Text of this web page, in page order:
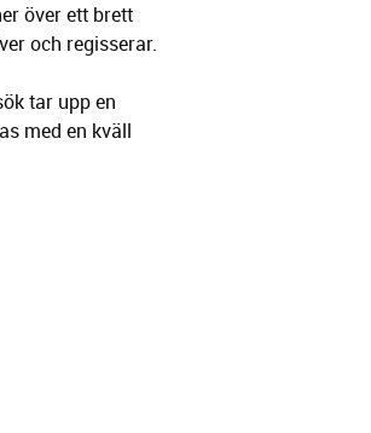
över ett brett
och regisserar.
tar upp en
med en kväll